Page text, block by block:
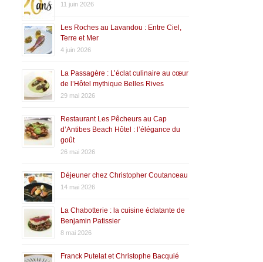
11 juin 2026
Les Roches au Lavandou : Entre Ciel,
Terre et Mer
4 juin 2026
La Passagère : L’éclat culinaire au cœur
de l’Hôtel mythique Belles Rives
29 mai 2026
Restaurant Les Pêcheurs au Cap
d’Antibes Beach Hôtel : l’élégance du
goût
26 mai 2026
Déjeuner chez Christopher Coutanceau
14 mai 2026
La Chabotterie : la cuisine éclatante de
Benjamin Patissier
8 mai 2026
Franck Putelat et Christophe Bacquié